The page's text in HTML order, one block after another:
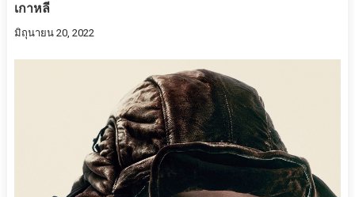
เกาหลี
มิถุนายน 20, 2022